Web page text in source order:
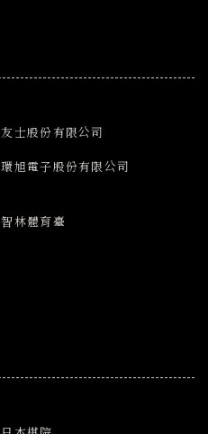
友士股份有限公司
環旭電子股份有限公司
智林體育臺